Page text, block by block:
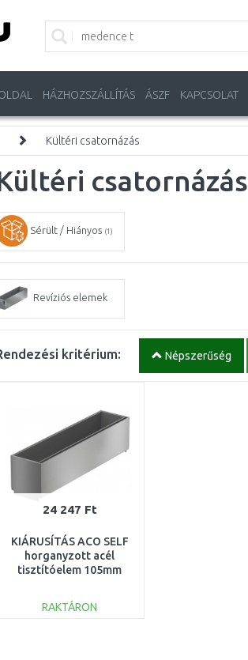
HÁZHOZSZÁLLÍTÁS ÁSZF KAPCSOLAT
Kültéri csatornázás
csatornázás
Sérült / Hiányos (1)
Revíziós elemek
kritérium: Népszerűség
24 247 Ft
KIÁRUSÍTÁS ACO SELF
horganyzott acél
tisztítóelem 105mm
415839 SÉRÜLT
RAKTÁRON